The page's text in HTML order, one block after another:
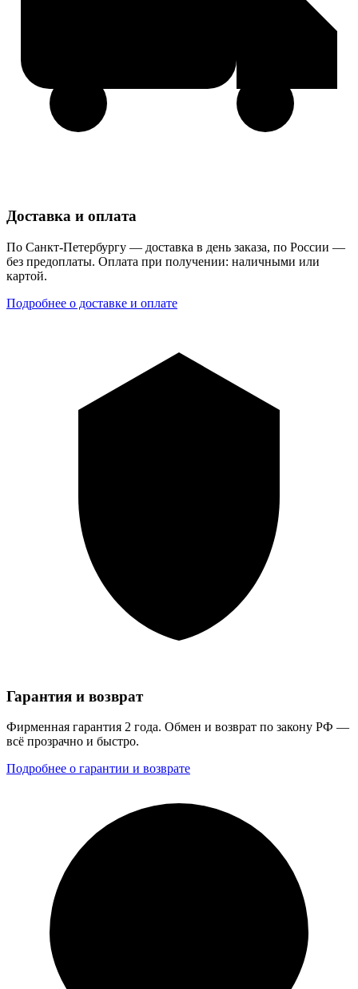
Доставка и оплата
По Санкт-Петербургу — доставка в день заказа, по России —
без предоплаты. Оплата при получении: наличными или
картой.
Подробнее о доставке и оплате
Гарантия и возврат
Фирменная гарантия 2 года. Обмен и возврат по закону РФ —
всё прозрачно и быстро.
Подробнее о гарантии и возврате